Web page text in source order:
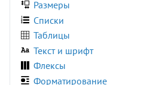
perspective-origin
place-content
place-items
place-self
pointer-events
Размеры
Списки
Таблицы
Текст и шрифт
Флексы
Форматирование